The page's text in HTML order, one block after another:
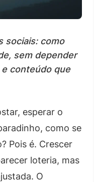
sociais: como
sem depender
conteúdo que
esperar o
como se
Pois é. Crescer
loteria, mas
O